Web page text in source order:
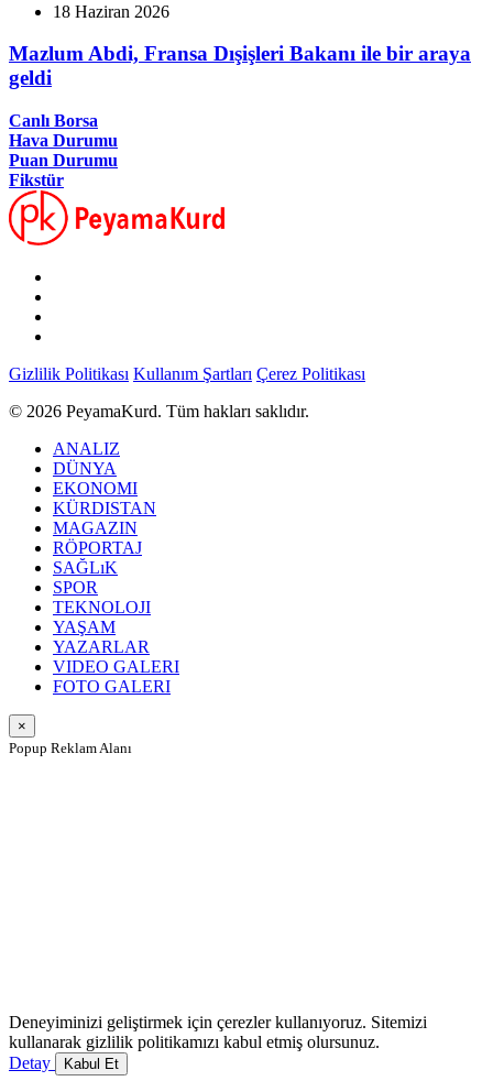
18 Haziran 2026
Mazlum Abdi, Fransa Dışişleri Bakanı ile bir araya
geldi
Canlı Borsa
Hava Durumu
Puan Durumu
Fikstür
Gizlilik Politikası Kullanım Şartları Çerez Politikası
© 2026 PeyamaKurd. Tüm hakları saklıdır.
ANALIZ
DÜNYA
EKONOMI
KÜRDISTAN
MAGAZIN
RÖPORTAJ
SAĞLıK
SPOR
TEKNOLOJI
YAŞAM
YAZARLAR
VIDEO GALERI
FOTO GALERI
×
Popup Reklam Alanı
Deneyiminizi geliştirmek için çerezler kullanıyoruz. Sitemizi
kullanarak gizlilik politikamızı kabul etmiş olursunuz.
Detay
Kabul Et